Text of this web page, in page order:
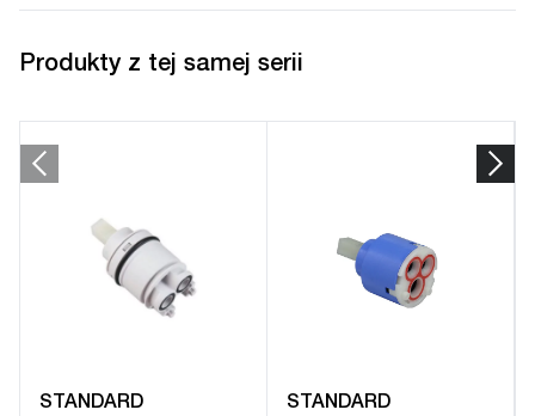
Produkty z tej samej serii
STANDARD STANDARD